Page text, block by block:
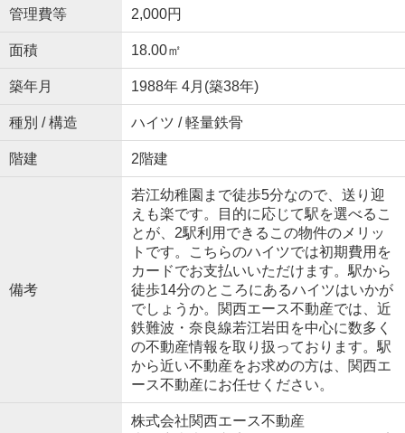
管理費等 2,000円
面積 18.00㎡
築年月 1988年 4月(築38年)
種別 / 構造 ハイツ / 軽量鉄骨
階建 2階建
備考
若江幼稚園まで徒歩5分なので、送り迎
えも楽です。目的に応じて駅を選べるこ
とが、2駅利用できるこの物件のメリッ
トです。こちらのハイツでは初期費用を
カードでお支払いいただけます。駅から
徒歩14分のところにあるハイツはいかが
でしょうか。関西エース不動産では、近
鉄難波・奈良線若江岩田を中心に数多く
の不動産情報を取り扱っております。駅
から近い不動産をお求めの方は、関西エ
ース不動産にお任せください。
株式会社関西エース不動産